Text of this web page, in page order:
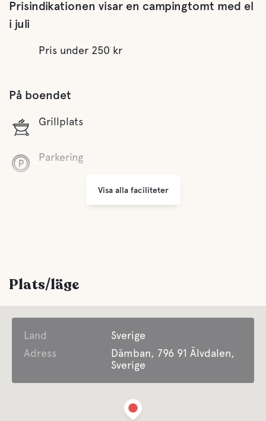
Prisindikationen visar en campingtomt med el
i juli
Pris under 250 kr
På boendet
Grillplats
Parkering
Husdjursvänligt
Visa alla faciliteter
Plats/läge
Land
Sverige
Adress
Dämban, 796 91 Älvdalen,
Sverige